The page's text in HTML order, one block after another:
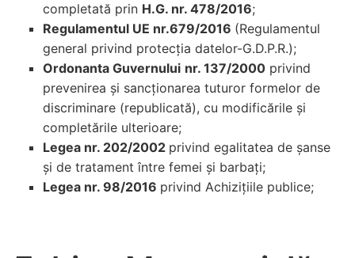
completată prin H.G. nr. 478/2016;
Regulamentul UE nr.679/2016 (Regulamentul
general privind protecția datelor-G.D.P.R.);
Ordonanta Guvernului nr. 137/2000privind
prevenirea și sancționarea tuturor formelor de
discriminare (republicată), cu modificările și
completările ulterioare;
Legea nr. 202/2002 privind egalitatea de șanse
și de tratament între femei și barbați;
Legea nr. 98/2016 privind Achizițiile publice;